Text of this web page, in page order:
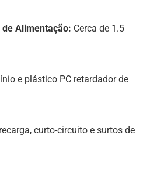
Alimentação: Cerca de 1.5
e plástico PC retardador de
curto-circuito e surtos de